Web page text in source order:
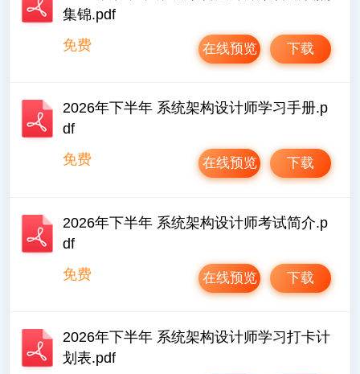
集锦.pdf
免费
下载
在线预览
2026年下半年 系统架构设计师学习手册.p
df
免费
下载
在线预览
2026年下半年 系统架构设计师考试简介.p
df
免费
下载
在线预览
2026年下半年 系统架构设计师学习打卡计
划表.pdf